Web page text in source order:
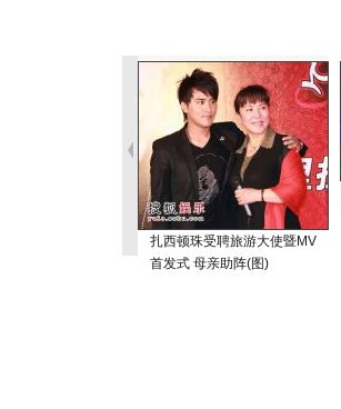
扎西顿珠受聘旅游大使暨MV
首发式 母亲助阵(图)